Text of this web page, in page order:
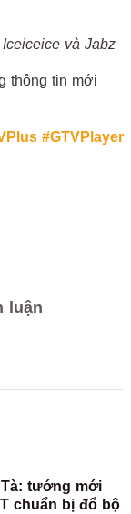
và Jabz
thông tin mới
#GTVPlayer
luận
tướng mới
chuẩn bị đổ bộ